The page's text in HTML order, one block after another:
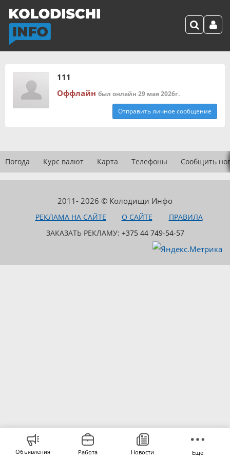
111
Оффлайн был онлайн 29 мая 2026г.
Отправить личное сообщение
Погода Курс валют Карта Телефоны Сообщить
2011- 2026 © Колодищи Инфо
РЕКЛАМА НА САЙТЕ О САЙТЕ
ПРАВИЛА
ЗАКАЗАТЬ РЕКЛАМУ: +375 44 749-54-57
Объявления Работа Новости Ещё